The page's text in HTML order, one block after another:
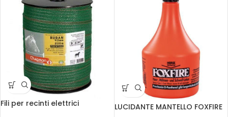
Fili per recinti elettrici LUCIDANTE MANTELLO FOXFIRE